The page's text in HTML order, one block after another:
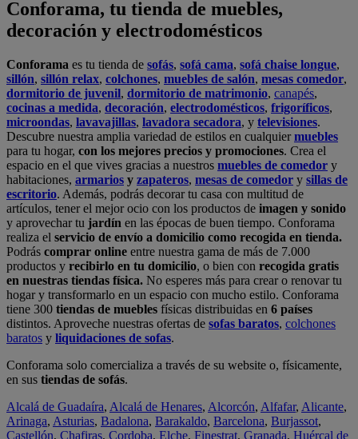
Conforama, tu tienda de muebles,
decoración y electrodomésticos
Conforama es tu tienda de sofás, sofá cama, sofá chaise longue,
sillón, sillón relax, colchones, muebles de salón, mesas comedor,
dormitorio de juvenil, dormitorio de matrimonio, canapés,
cocinas a medida, decoración, electrodomésticos, frigoríficos,
microondas, lavavajillas, lavadora secadora, y televisiones.
Descubre nuestra amplia variedad de estilos en cualquiermuebles
para tu hogar, con los mejores precios y promociones. Crea el
espacio en el que vives gracias a nuestros muebles de comedor y
habitaciones, armarios y zapateros, mesas de comedor y sillas de
escritorio. Además, podrás decorar tu casa con multitud de
artículos, tener el mejor ocio con los productos de imagen y sonido
y aprovechar tu jardín en las épocas de buen tiempo. Conforama
realiza el servicio de envío a domicilio como recogida en tienda.
Podrás comprar online entre nuestra gama de más de 7.000
productos y recibirlo en tu domicilio, o bien con recogida gratis
en nuestras tiendas física. No esperes más para crear o renovar tu
hogar y transformarlo en un espacio con mucho estilo. Conforama
tiene 300 tiendas de muebles físicas distribuidas en 6 países
distintos. Aproveche nuestras ofertas de sofas baratos, colchones
baratos y liquidaciones de sofas.
Conforama solo comercializa a través de su website o, físicamente,
en sus tiendas de sofás.
Alcalá de Guadaíra, Alcalá de Henares, Alcorcón, Alfafar, Alicante,
Arinaga, Asturias, Badalona, Barakaldo, Barcelona, Burjassot,
Castellón, Chafiras, Cordoba, Elche, Finestrat, Granada, Huércal de